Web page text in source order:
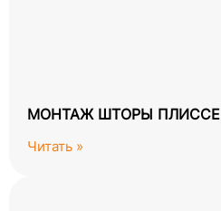
МОНТАЖ ШТОРЫ ПЛИССЕ
Читать »